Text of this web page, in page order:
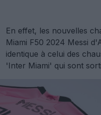
En effet, les nouvelles
Miami F50 2024 Messi
identique à celui des
'Inter Miami' qui sont